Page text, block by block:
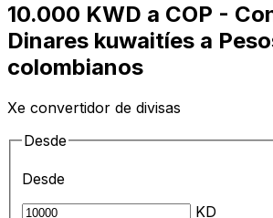
10.000 KWD a COP -
Dinares kuwaitíes a
colombianos
Xe convertidor de divisas
Desde
Desde
KD